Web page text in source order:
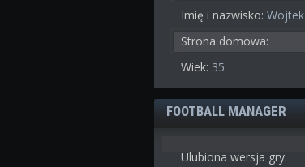
Imię i nazwisko:
Strona domowa:
Wiek: 35
FOOTBALL MANAGER
Ulubiona wersja gry: